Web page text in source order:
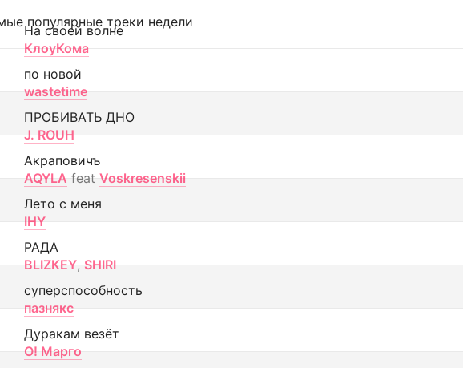
популярные треки недели
На своей волне
КлоуКома
по новой
wastetime
ПРОБИВАТЬ ДНО
J. ROUH
Акраповичъ
AQYLA feat Voskresenskii
Лето с меня
IHY
РАДА
BLIZKEY, SHIRI
суперспособность
пазнякс
Дуракам везёт
О! Марго